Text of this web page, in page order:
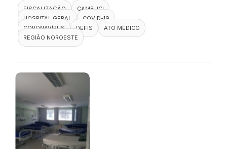
FISCALIZAÇÃO
CAMBUCI
HOSPITAL GERAL
COVID-19
CORONAVÍRUS
DEFIS
ATO MÉDICO
REGIÃO NOROESTE